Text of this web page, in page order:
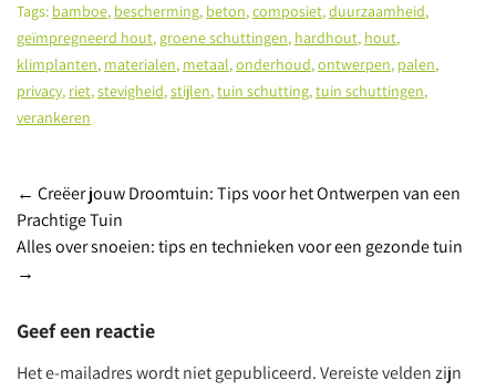
Tags: bamboe, bescherming, beton,composiet,duurzaamheid,
geïmpregneerd hout, groene schuttingen, hardhout, hout,
klimplanten, materialen, metaal,onderhoud,ontwerpen, palen,
privacy, riet,stevigheid,stijlen,tuin schutting,tuin schuttingen,
verankeren
Post
navigation
← Creëer jouw Droomtuin: Tips voor het Ontwerpen van een
Prachtige Tuin
Alles over snoeien: tips en technieken voor een gezonde tuin
→
Geef een reactie
Het e-mailadres wordt niet gepubliceerd.Vereiste velden zijn